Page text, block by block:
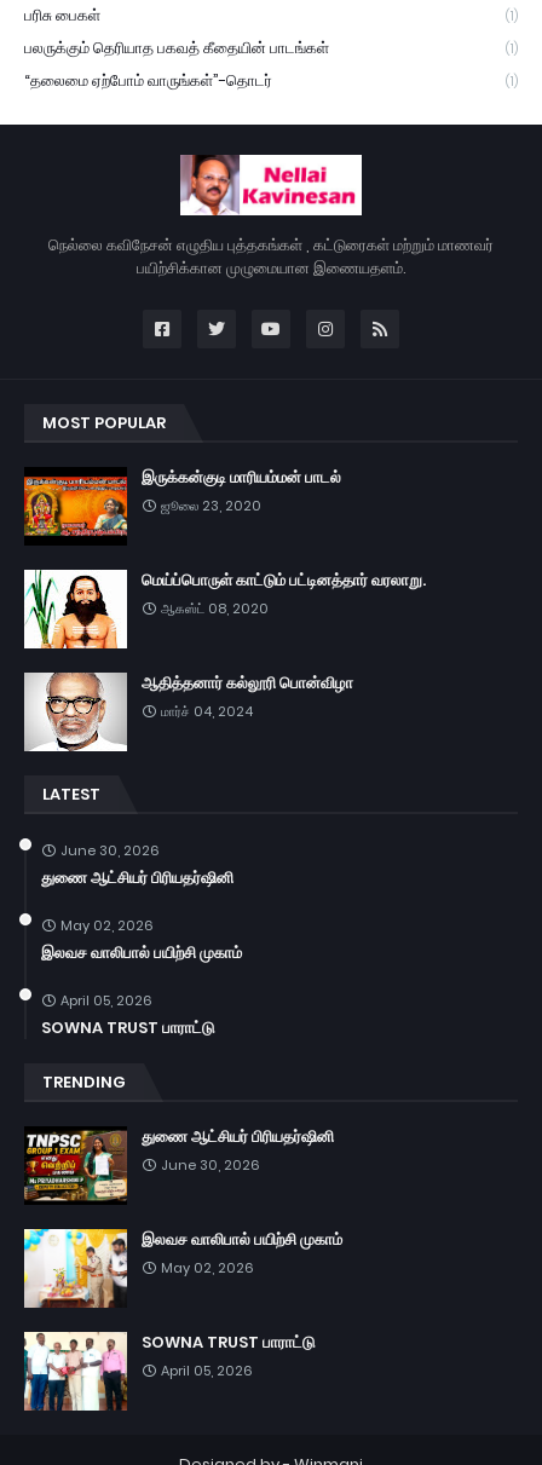
பரிசு பைகள் (1)
பலருக்கும் தெரியாத பகவத் கீதையின் பாடங்கள் (1)
“தலைமை ஏற்போம் வாருங்கள்”-தொடர் (1)
நெல்லை கவிநேசன் எழுதிய புத்தகங்கள் , கட்டுரைகள் மற்றும் மாணவர்
பயிற்சிக்கான முழுமையான இணையதளம்.
MOST POPULAR
இருக்கன்குடி மாரியம்மன் பாடல்
ஜூலை 23, 2020
மெய்ப்பொருள் காட்டும் பட்டினத்தார் வரலாறு.
ஆகஸ்ட் 08, 2020
ஆதித்தனார் கல்லூரி பொன்விழா
மார்ச் 04, 2024
LATEST
June 30, 2026
துணை ஆட்சியர் பிரியதர்ஷினி
May 02, 2026
இலவச வாலிபால் பயிற்சி முகாம்
April 05, 2026
SOWNA TRUST பாராட்டு
TRENDING
துணை ஆட்சியர் பிரியதர்ஷினி
June 30, 2026
இலவச வாலிபால் பயிற்சி முகாம்
May 02, 2026
SOWNA TRUST பாராட்டு
April 05, 2026